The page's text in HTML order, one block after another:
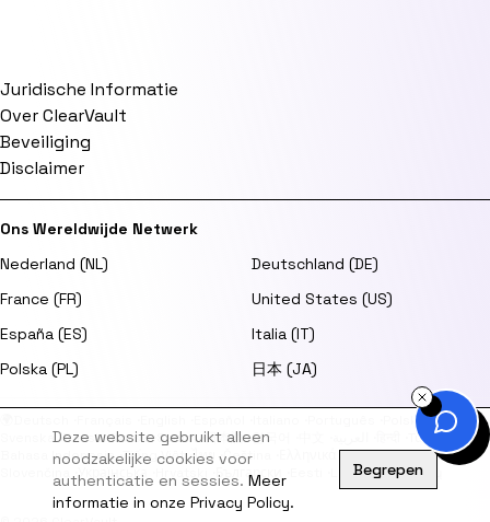
Juridische Informatie
Over ClearVault
Beveiliging
Disclaimer
Ons Wereldwijde Netwerk
Nederland (NL)
Deutschland (DE)
France (FR)
United States (US)
España (ES)
Italia (IT)
Polska (PL)
日本 (JA)
Polski ·
Svenska ·Dansk ·Norsk · Suomi ·日本語 ·한국어 Türkçe
Bahasa Indonesia ·Tiếng Việt ·ไทย ·Čeština ·Magyar ·Română ·
Українська Български Latviešu ·Lietuvių
Deze website gebruikt alleen
noodzakelijke cookies voor
authenticatie en sessies. Meer
informatie in onze Privacy Policy.
Begrepen